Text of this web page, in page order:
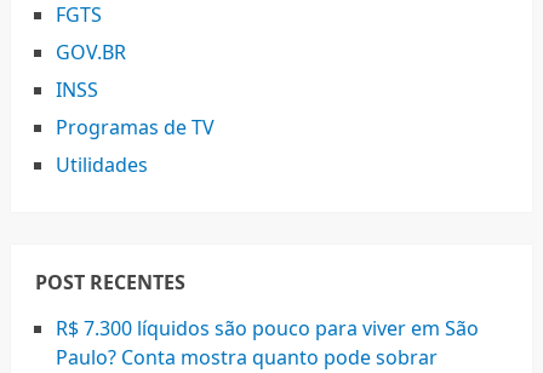
FGTS
GOV.BR
INSS
Programas de TV
Utilidades
POST RECENTES
R$ 7.300 líquidos são pouco para viver em São
Paulo? Conta mostra quanto pode sobrar